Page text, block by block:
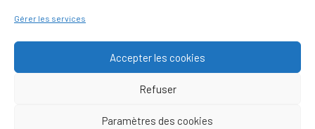
Gérer les services
Accepter les cookies
Refuser
Paramètres des cookies
Footer
Qui sommes-nous ?